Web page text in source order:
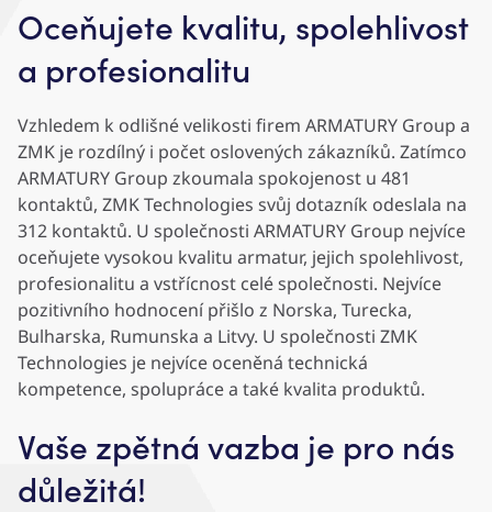
Oceňujete kvalitu, spolehlivost
a profesionalitu
Vzhledem k odlišné velikosti firem ARMATURY Group a
ZMK je rozdílný i počet oslovených zákazníků. Zatímco
ARMATURY Group zkoumala spokojenost u 481
kontaktů, ZMK Technologies svůj dotazník odeslala na
312 kontaktů. U společnosti ARMATURY Group nejvíce
oceňujete vysokou kvalitu armatur, jejich spolehlivost,
profesionalitu a vstřícnost celé společnosti. Nejvíce
pozitivního hodnocení přišlo z Norska, Turecka,
Bulharska, Rumunska a Litvy. U společnosti ZMK
Technologies je nejvíce oceněná technická
kompetence, spolupráce a také kvalita produktů.
Vaše zpětná vazba je pro nás
důležitá!